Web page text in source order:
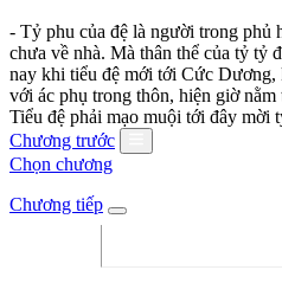
- Tỷ phu của đệ là người trong phủ
chưa về nhà. Mà thân thể của tỷ tỷ
nay khi tiểu đệ mới tới Cức
với ác phụ trong thôn, hiện giờ
Tiểu đệ phải mạo muội tới đây mời
Chương trước
Chọn chương
Chương tiếp